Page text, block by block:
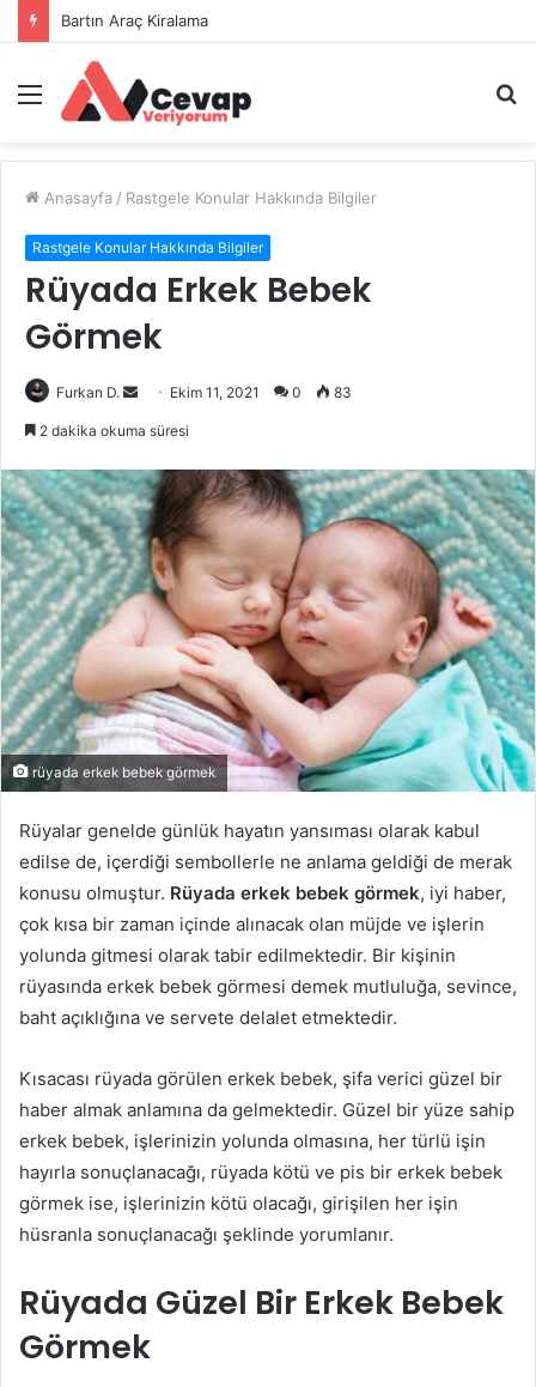
Bartın Araç Kiralama
Menü
...
Anasayfa / Rastgele Konular Hakkında Bilgiler
Rastgele Konular Hakkında Bilgiler
Rüyada Erkek Bebek
Görmek
Furkan D.
Bir
göndermek
Ekim 11, 2021 0 83
2 dakika okuma süresi
rüyada erkek bebek görmek
Rüyalar genelde günlük hayatın yansıması olarak kabul
edilse de, içerdiği sembollerle ne anlama geldiği de merak
konusu olmuştur. Rüyada erkek bebek görmek, iyi haber,
çok kısa bir zaman içinde alınacak olan müjde ve işlerin
yolunda gitmesi olarak tabir edilmektedir. Bir kişinin
rüyasında erkek bebek görmesi demek mutluluğa, sevince,
baht açıklığına ve servete delalet etmektedir.
Kısacası rüyada görülen erkek bebek, şifa verici güzel bir
haber almak anlamına da gelmektedir. Güzel bir yüze sahip
erkek bebek, işlerinizin yolunda olmasına, her türlü işin
hayırla sonuçlanacağı, rüyada kötü ve pis bir erkek bebek
görmek ise, işlerinizin kötü olacağı, girişilen her işin
hüsranla sonuçlanacağı şeklinde yorumlanır.
Rüyada Güzel Bir Erkek Bebek
Görmek